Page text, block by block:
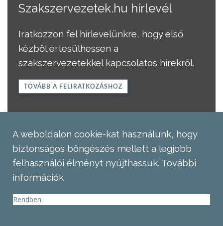
Szakszervezetek.hu hírlevél
Iratkozzon fel hírlevelünkre, hogy első
kézből értesülhessen a
szakszervezetekkel kapcsolatos hírekről.
TOVÁBB A FELIRATKOZÁSHOZ
A weboldalon cookie-kat használunk, hogy
biztonságos böngészés mellett a legjobb
felhasználói élményt nyújthassuk. További
információk
Rendben